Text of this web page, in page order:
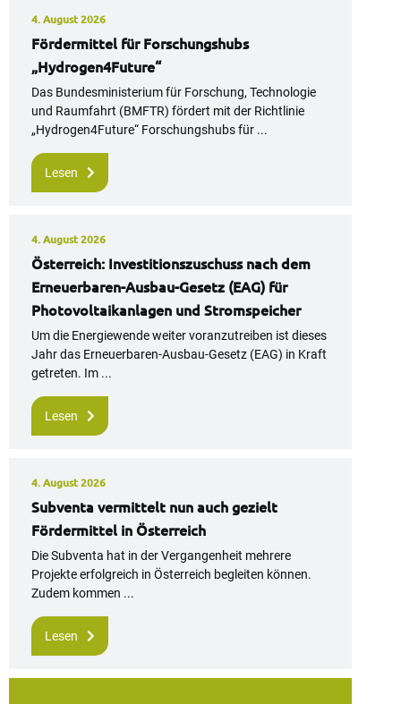
4. August 2026
Fördermittel für Forschungshubs
„Hydrogen4Future“
Das Bundesministerium für Forschung, Technologie
und Raumfahrt (BMFTR) fördert mit der Richtlinie
„Hydrogen4Future“ Forschungshubs für ...
Lesen
4. August 2026
Österreich: Investitionszuschuss nach dem
Erneuerbaren-Ausbau-Gesetz (EAG) für
Photovoltaikanlagen und Stromspeicher
Um die Energiewende weiter voranzutreiben ist dieses
Jahr das Erneuerbaren-Ausbau-Gesetz (EAG) in Kraft
getreten. Im ...
Lesen
4. August 2026
Subventa vermittelt nun auch gezielt
Fördermittel in Österreich
Die Subventa hat in der Vergangenheit mehrere
Projekte erfolgreich in Österreich begleiten können.
Zudem kommen ...
Lesen